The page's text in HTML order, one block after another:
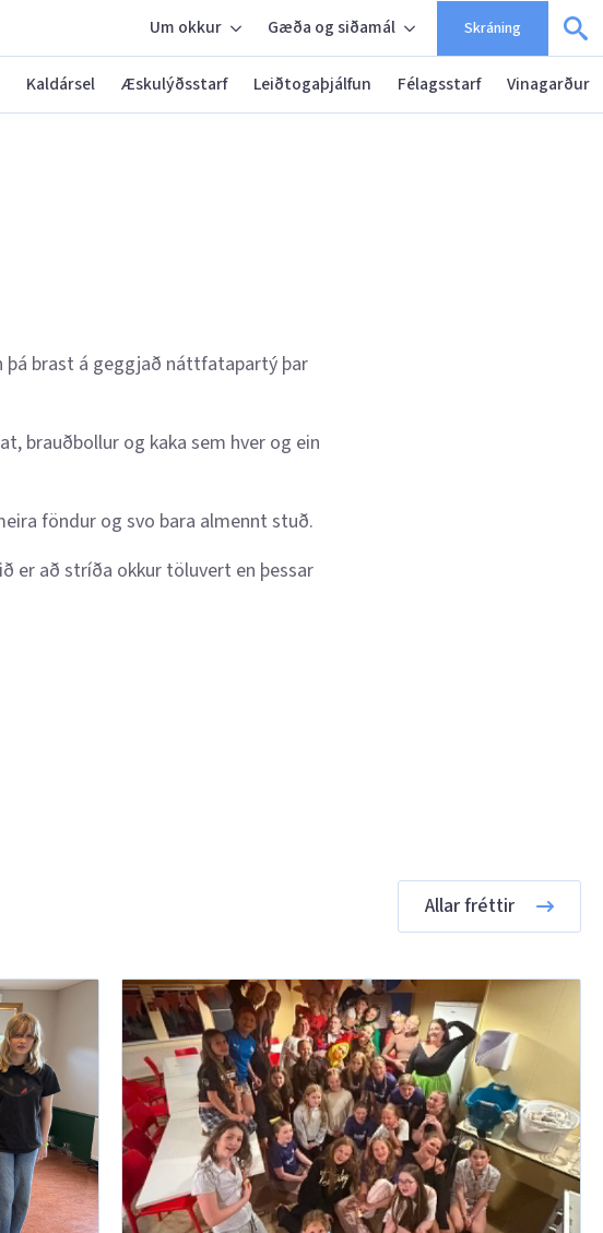
Um okkur Gæða og siðamál Skráning
Kaldársel Æskulýðsstarf Leiðtogaþjálfun Félagsstarf Vinagarður
þá brast á geggjað náttfatapartý þar
brauðbollur og kaka sem hver og ein
föndur og svo bara almennt stuð.
er að stríða okkur töluvert en þessar
Allar fréttir